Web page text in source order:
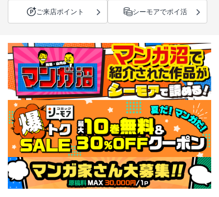
ご来店ポイント シーモアでポイ活